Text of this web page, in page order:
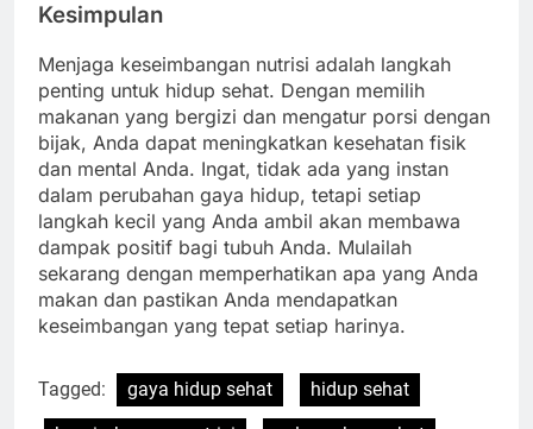
Kesimpulan
Menjaga keseimbangan nutrisi adalah langkah
penting untuk hidup sehat. Dengan memilih
makanan yang bergizi dan mengatur porsi dengan
bijak, Anda dapat meningkatkan kesehatan fisik
dan mental Anda. Ingat, tidak ada yang instan
dalam perubahan gaya hidup, tetapi setiap
langkah kecil yang Anda ambil akan membawa
dampak positif bagi tubuh Anda. Mulailah
sekarang dengan memperhatikan apa yang Anda
makan dan pastikan Anda mendapatkan
keseimbangan yang tepat setiap harinya.
Tagged: gaya hidup sehat
hidup sehat